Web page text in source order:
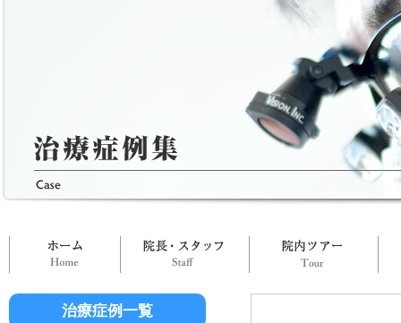
ホーム 院長・スタッフ
治療症例一覧